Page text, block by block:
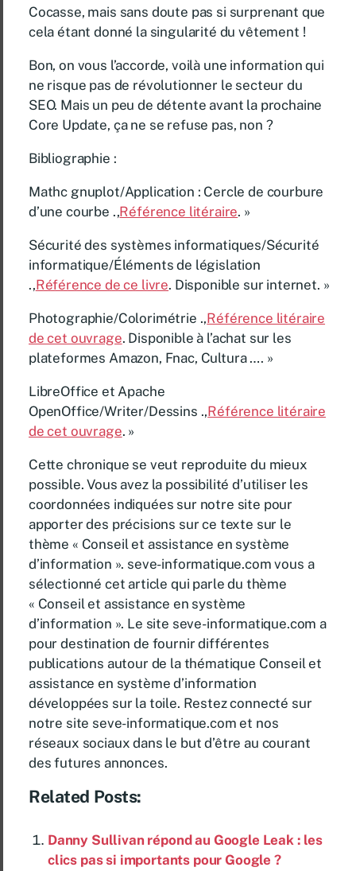
Cocasse, mais sans doute pas si surprenant que
cela étant donné la singularité du vêtement !
Bon, on vous l’accorde, voilà une information qui
ne risque pas de révolutionner le secteur du
SEO. Mais un peu de détente avant la prochaine
Core Update, ça ne se refuse pas, non ?
Bibliographie :
Mathc gnuplot/Application : Cercle de courbure
d’une courbe .,Référence litéraire. »
Sécurité des systèmes informatiques/Sécurité
informatique/Éléments de législation
.,Référence de ce livre. Disponible sur internet. »
Photographie/Colorimétrie .,Référence litéraire
de cet ouvrage. Disponible à l’achat sur les
plateformes Amazon, Fnac, Cultura …. »
LibreOffice et Apache
OpenOffice/Writer/Dessins .,Référence litéraire
de cet ouvrage. »
Cette chronique se veut reproduite du mieux
possible. Vous avez la possibilité d’utiliser les
coordonnées indiquées sur notre site pour
apporter des précisions sur ce texte sur le
thème « Conseil et assistance en système
d’information ». seve-informatique.com vous a
sélectionné cet article qui parle du thème
« Conseil et assistance en système
d’information ». Le site seve-informatique.com a
pour destination de fournir différentes
publications autour de la thématique Conseil et
assistance en système d’information
développées sur la toile. Restez connecté sur
notre site seve-informatique.com et nos
réseaux sociaux dans le but d’être au courant
des futures annonces.
Related Posts:
Danny Sullivan répond au Google Leak : les
clics pas si importants pour Google ?